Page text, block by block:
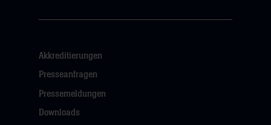
Akkreditierungen
Presseanfragen
Pressemeldungen
Downloads